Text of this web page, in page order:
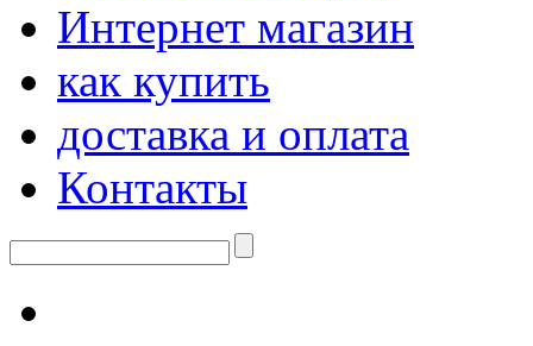
Интернет магазин
как купить
доставка и оплата
Контакты